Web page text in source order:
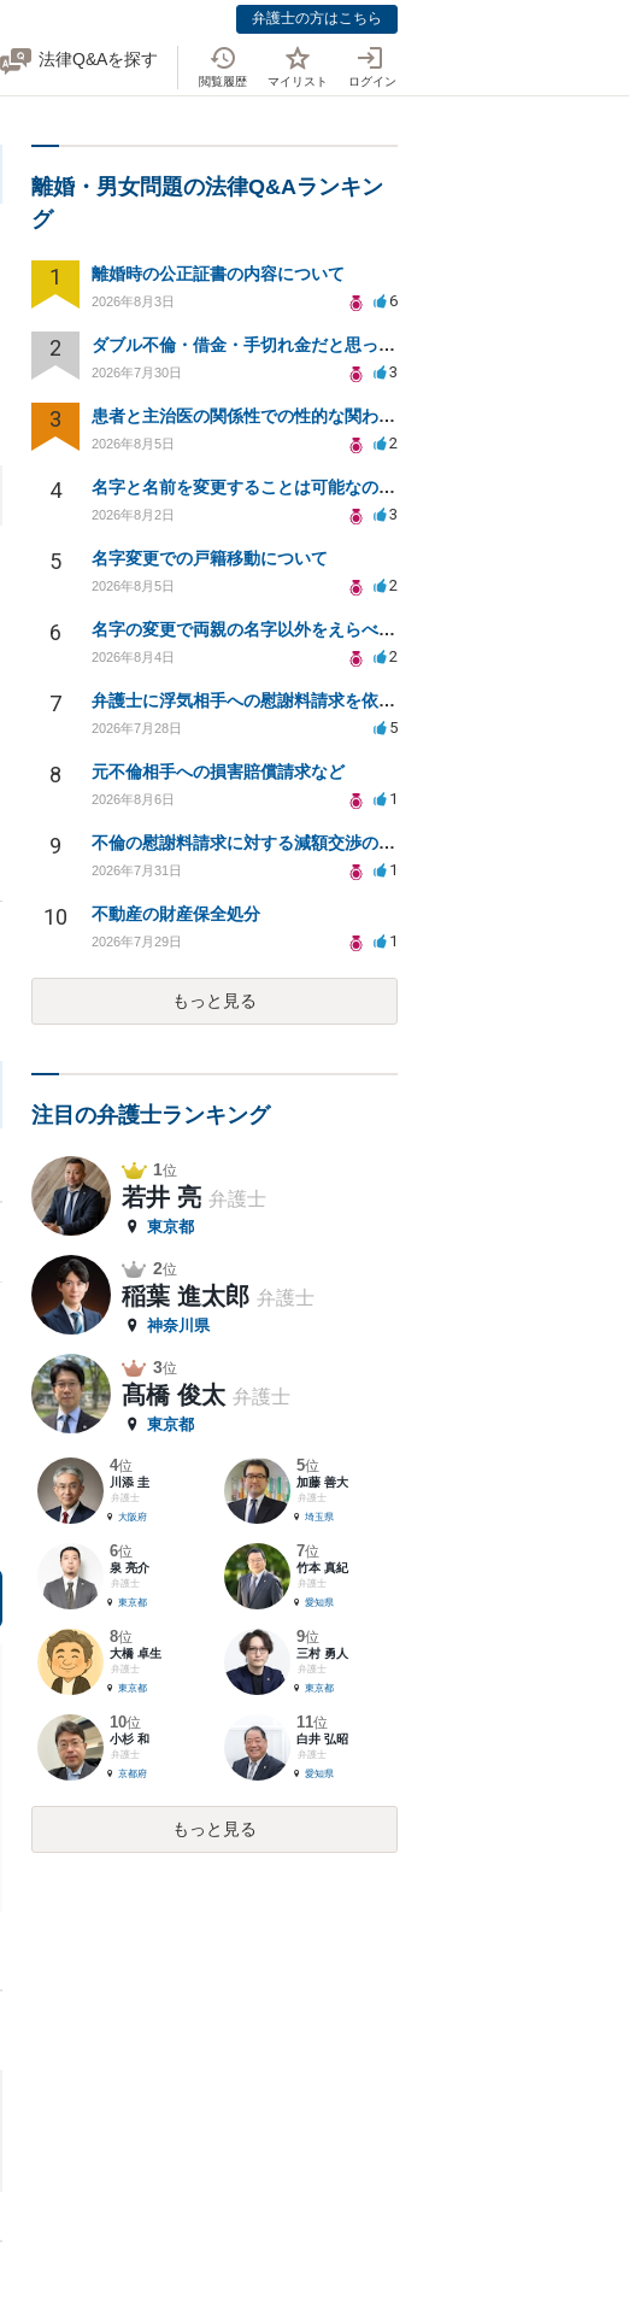
弁護士の方はこちら
法律Q&Aを探す
閲覧履歴 マイリスト ログイン
離婚・男女問題の法律Q&Aランキン
グ
1 離婚時の公正証書の内容について
2026年8月3日 6
2 ダブル不倫・借金・手切れ金だと思っていたお金を1年後いまさら脅迫罪として通知書が来てまとめて請求
2026年7月30日 3
3 患者と主治医の関係性での性的な関わりからのトラブル
2026年8月5日 2
4 名字と名前を変更することは可能なのか？
2026年8月2日 3
5 名字変更での戸籍移動について
2026年8月5日 2
6 名字の変更で両親の名字以外をえらべるのか？
2026年8月4日 2
7 弁護士に浮気相手への慰謝料請求を依頼する費用相場は？
2026年7月28日 5
8 元不倫相手への損害賠償請求など
2026年8月6日 1
9 不倫の慰謝料請求に対する減額交渉の可能性と対策
2026年7月31日 1
10 不動産の財産保全処分
2026年7月29日 1
もっと見る
注目の弁護士ランキング
1位
若井 亮 弁護士
東京都
2位
稲葉 進太郎 弁護士
神奈川県
3位
髙橋 俊太 弁護士
東京都
4位
川添 圭
弁護士
大阪府
5位
加藤 善大
弁護士
埼玉県
6位
泉 亮介
弁護士
東京都
7位
竹本 真紀
弁護士
愛知県
8位
大橋 卓生
弁護士
東京都
9位
三村 勇人
弁護士
東京都
10位
小杉 和
弁護士
京都府
11位
白井 弘昭
弁護士
愛知県
もっと見る